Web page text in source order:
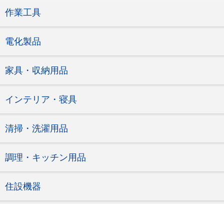
作業工具
電化製品
家具・収納用品
インテリア・寝具
清掃・洗濯用品
調理・キッチン用品
住設機器